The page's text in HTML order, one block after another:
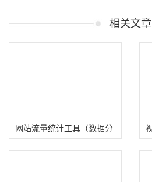
相关文章
网站流量统计工具（数据分
析）